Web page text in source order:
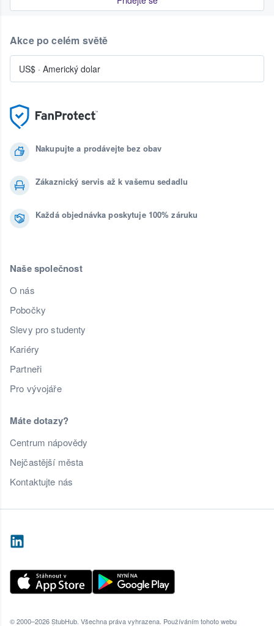
Nakupujte a prodávejte bez obav
Zákaznický servis až k vašemu sedadlu
Každá objednávka poskytuje 100% záruku
Naše společnost
O nás
Pobočky
Slevy pro studenty
Kariéry
Partneři
Pro vývojáře
Máte dotazy?
Centrum nápovědy
Nejčastější města
Kontaktujte nás
Akce po celém světě
US$ · Americký dolar
© 2000–2026 StubHub. Všechna práva vyhrazena. Používáním tohoto webu